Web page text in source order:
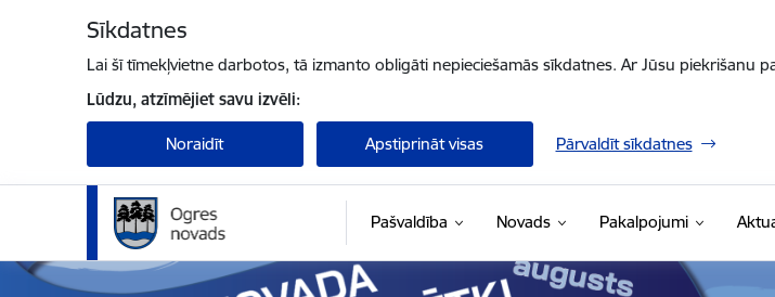
Sīkdatnes
Lai šī tīmekļvietne darbotos, tā izmanto obligāti nepieciešamās sīkdatnes. Ar Jūsu piekrišanu
Lūdzu, atzīmējiet savu izvēli:
Noraidīt Apstiprināt visas Pārvaldīt sīkdatnes
Pašvaldība Novads Pakalpojumi
Ogres novada pašvaldība